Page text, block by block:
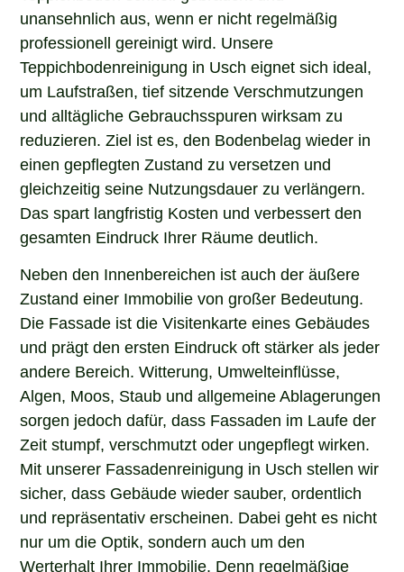
unansehnlich aus, wenn er nicht regelmäßig
professionell gereinigt wird. Unsere
Teppichbodenreinigung in Usch eignet sich ideal,
um Laufstraßen, tief sitzende Verschmutzungen
und alltägliche Gebrauchsspuren wirksam zu
reduzieren. Ziel ist es, den Bodenbelag wieder in
einen gepflegten Zustand zu versetzen und
gleichzeitig seine Nutzungsdauer zu verlängern.
Das spart langfristig Kosten und verbessert den
gesamten Eindruck Ihrer Räume deutlich.
Neben den Innenbereichen ist auch der äußere
Zustand einer Immobilie von großer Bedeutung.
Die Fassade ist die Visitenkarte eines Gebäudes
und prägt den ersten Eindruck oft stärker als jeder
andere Bereich. Witterung, Umwelteinflüsse,
Algen, Moos, Staub und allgemeine Ablagerungen
sorgen jedoch dafür, dass Fassaden im Laufe der
Zeit stumpf, verschmutzt oder ungepflegt wirken.
Mit unserer Fassadenreinigung in Usch stellen wir
sicher, dass Gebäude wieder sauber, ordentlich
und repräsentativ erscheinen. Dabei geht es nicht
nur um die Optik, sondern auch um den
Werterhalt Ihrer Immobilie. Denn regelmäßige